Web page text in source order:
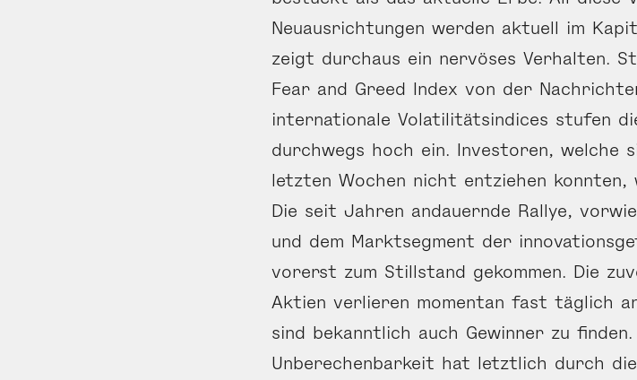
Neuausrichtungen werden aktuell im
zeigt durchaus ein nervöses Verhalten.
Fear and Greed Index von der
internationale Volatilitätsindices stufen
durchwegs hoch ein. Investoren, welche
letzten Wochen nicht entziehen
Die seit Jahren andauernde Rallye,
und dem Marktsegment der
vorerst zum Stillstand gekommen. Die
Aktien verlieren momentan fast täglich
sind bekanntlich auch Gewinner zu
Unberechenbarkeit hat letztlich durch die